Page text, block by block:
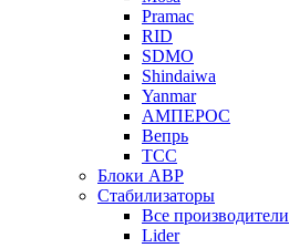
Pramac
RID
SDMO
Shindaiwa
Yanmar
АМПЕРОС
Вепрь
ТСС
Блоки АВР
Стабилизаторы
Все производители
Lider